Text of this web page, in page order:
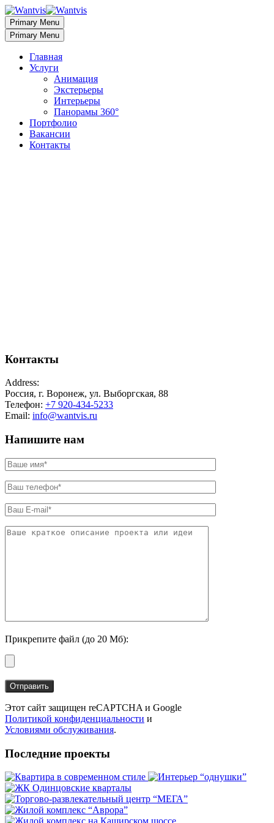
Primary Menu
Primary Menu
Главная
Услуги
Анимация
Экстерьеры
Интерьеры
Панорамы 360°
Портфолио
Вакансии
Контакты
Контакты
Address:
Россия, г. Воронеж, ул. Выборгская, 88
Телефон: +7 920-434-5233
Email: info@wantvis.ru
Напишите нам
Прикрепите файл (до 20 Мб):
Этот сайт защищен reCAPTCHA и Google
Политикой конфиденциальности и
Условиями обслуживания.
Последние проекты